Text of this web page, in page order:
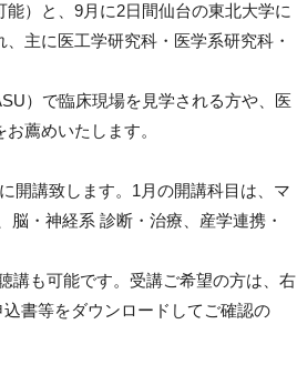
）と、9月に2日間仙台の東北大学に
主に医工学研究科・医学系研究科・
）で臨床現場を見学される方や、医
薦めいたします。
開講致します。1月の開講科目は、マ
・神経系 診断・治療、産学連携・
講も可能です。受講ご希望の方は、右
書等をダウンロードしてご確認の